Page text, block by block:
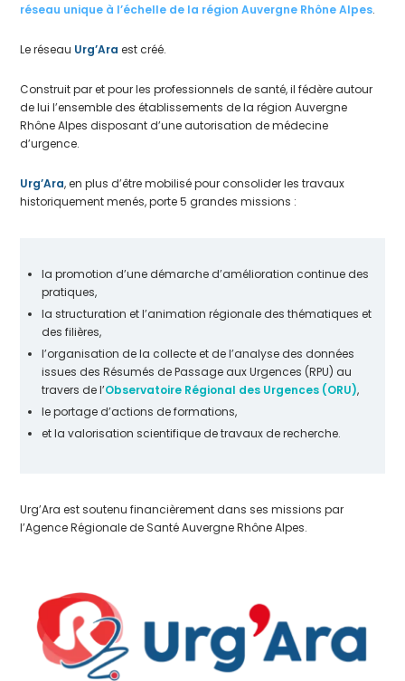
réseau unique à l’échelle de la région Auvergne Rhône Alpes.
Le réseau Urg’Ara est créé.
Construit par et pour les professionnels de santé, il fédère autour
de lui l’ensemble des établissements de la région Auvergne
Rhône Alpes disposant d’une autorisation de médecine
d’urgence.
Urg’Ara, en plus d’être mobilisé pour consolider les travaux
historiquement menés, porte 5 grandes missions :
la promotion d’une démarche d’amélioration continue des
pratiques,
la structuration et l’animation régionale des thématiques et
des filières,
l’organisation de la collecte et de l’analyse des données
issues des Résumés de Passage aux Urgences (RPU) au
travers de l’Observatoire Régional des Urgences (ORU),
le portage d’actions de formations,
et la valorisation scientifique de travaux de recherche.
Urg’Ara est soutenu financièrement dans ses missions par
l’Agence Régionale de Santé Auvergne Rhône Alpes.